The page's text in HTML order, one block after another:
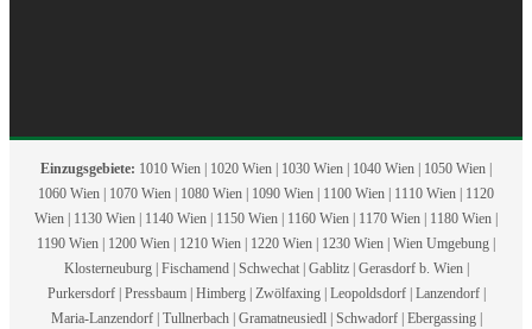
Einzugsgebiete: 1010 Wien | 1020 Wien | 1030 Wien | 1040 Wien | 1050 Wien |
1060 Wien | 1070 Wien | 1080 Wien | 1090 Wien | 1100 Wien | 1110 Wien | 1120
Wien | 1130 Wien | 1140 Wien | 1150 Wien | 1160 Wien | 1170 Wien | 1180 Wien |
1190 Wien | 1200 Wien | 1210 Wien | 1220 Wien | 1230 Wien | Wien Umgebung |
Klosterneuburg | Fischamend | Schwechat | Gablitz | Gerasdorf b. Wien |
Purkersdorf | Pressbaum | Himberg | Zwölfaxing | Leopoldsdorf | Lanzendorf |
Maria-Lanzendorf | Tullnerbach | Gramatneusiedl | Schwadorf | Ebergassing |